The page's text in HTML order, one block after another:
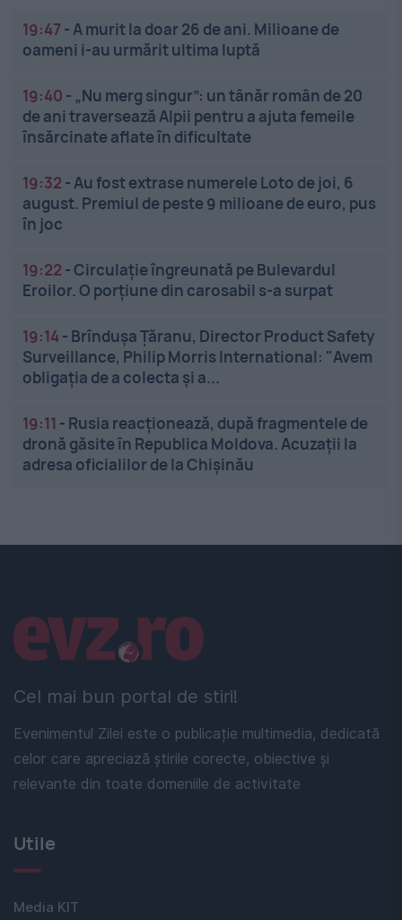
19:47 -A murit la doar 26 de ani. Milioane de
oameni i-au urmărit ultima luptă
19:40 - „Nu merg singur”: un tânăr român de 20
de ani traversează Alpii pentru a ajuta femeile
însărcinate aflate în dificultate
19:32 -Au fost extrase numerele Loto de joi, 6
august. Premiul de peste 9 milioane de euro, pus
în joc
19:22 -Circulație îngreunată pe Bulevardul
Eroilor. O porțiune din carosabil s-a surpat
19:14- Brîndușa Țăranu, Director Product Safety
Surveillance, Philip Morris International: "Avem
obligația de a colecta și a...
19:11 - Rusia reacționează, după fragmentele de
dronă găsite în Republica Moldova. Acuzații la
adresa oficialilor de la Chișinău
Cel mai bun portal de stiri!
Evenimentul Zilei este o publicație multimedia, dedicată
celor care apreciază știrile corecte, obiective și
relevante din toate domeniile de activitate
Linkuri utile
Utile
Media KIT